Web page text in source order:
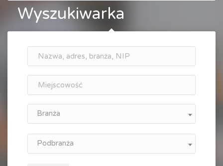
Wyszukiwarka
Branża
Podbranża